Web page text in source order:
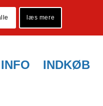
INFO INDKØB
læs mere